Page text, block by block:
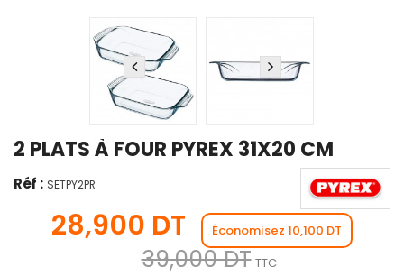
2 PLATS À FOUR PYREX 31X20 CM
Réf : SETPY2PR
28,900 DT Économisez 10,100 DT
39,000 DT TTC